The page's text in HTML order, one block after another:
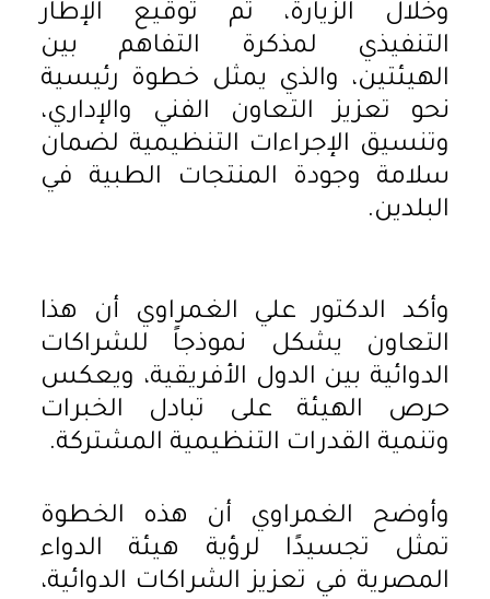
وخلال الزيارة، تم توقيع الإطار
التنفيذي لمذكرة التفاهم بين
الهيئتين، والذي يمثل خطوة رئيسية
نحو تعزيز التعاون الفني والإداري،
وتنسيق الإجراءات التنظيمية لضمان
سلامة وجودة المنتجات الطبية في
البلدين.
وأكد الدكتور علي الغمراوي أن هذا
التعاون يشكل نموذجاً للشراكات
الدوائية بين الدول الأفريقية، ويعكس
حرص الهيئة على تبادل الخبرات
وتنمية القدرات التنظيمية المشتركة.
وأوضح الغمراوي أن هذه الخطوة
تمثل تجسيدًا لرؤية هيئة الدواء
المصرية في تعزيز الشراكات الدوائية،